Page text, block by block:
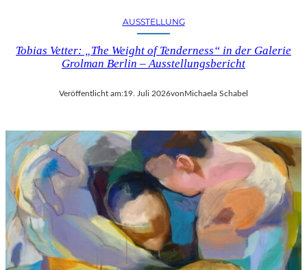
AUSSTELLUNG
Tobias Vetter: „The Weight of Tenderness“ in der Galerie
Grolman Berlin – Ausstellungsbericht
Veröffentlicht am:19. Juli 2026von Michaela Schabel